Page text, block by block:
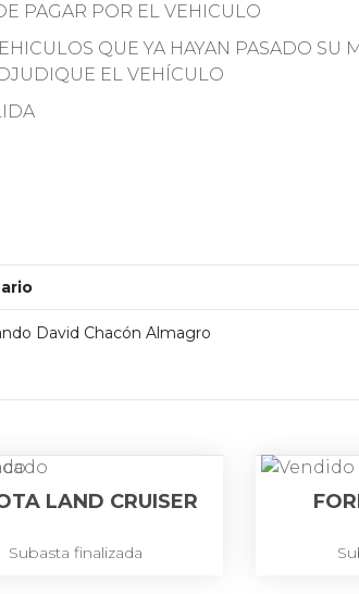
PAGAR POR EL VEHICULO
QUE YA HAYAN PASADO SU
EL VEHÍCULO
David Chacón Almagro
LAND CRUISER
Subasta finalizada